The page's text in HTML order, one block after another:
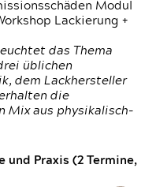
Modul
Lackierung +
das Thema
üblichen
dem Lackhersteller
die
Mix aus physikalisch-
und Praxis (2 Termine,